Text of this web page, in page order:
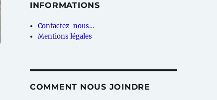
INFORMATIONS
Contactez-nous…
Mentions légales
COMMENT NOUS JOINDRE